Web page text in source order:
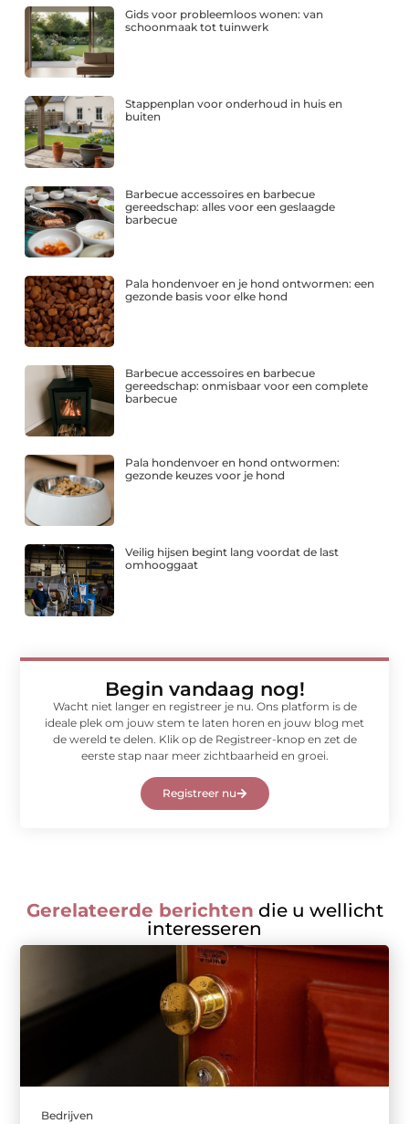
Gids voor probleemloos wonen: van
schoonmaak tot tuinwerk
Stappenplan voor onderhoud in huis en
buiten
Barbecue accessoires en barbecue
gereedschap: alles voor een geslaagde
barbecue
Pala hondenvoer en je hond ontwormen: een
gezonde basis voor elke hond
Barbecue accessoires en barbecue
gereedschap: onmisbaar voor een complete
barbecue
Pala hondenvoer en hond ontwormen:
gezonde keuzes voor je hond
Veilig hijsen begint lang voordat de last
omhooggaat
Begin vandaag nog!
Wacht niet langer en registreer je nu. Ons platform is de
ideale plek om jouw stem te laten horen en jouw blog met
de wereld te delen. Klik op de Registreer-knop en zet de
eerste stap naar meer zichtbaarheid en groei.
Registreer nu
Gerelateerde berichten die u wellicht
interesseren
Bedrijven